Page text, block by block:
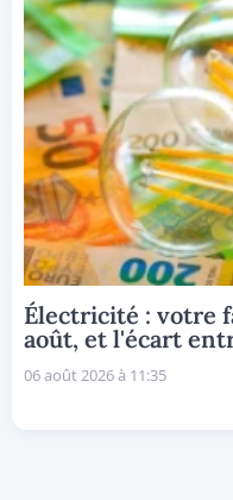
Électricité : votre
août, et l'écart
06 août 2026 à 11:35